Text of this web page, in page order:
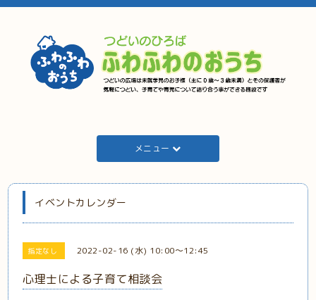
メニュー
イベントカレンダー
指定なし 2022-02-16 (水) 10:00～12:45
心理士による子育て相談会